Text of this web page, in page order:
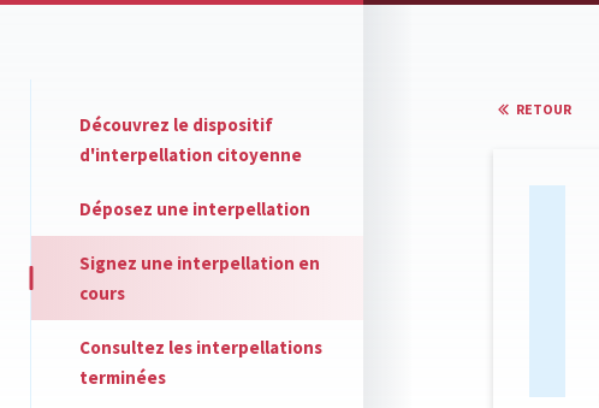
Découvrez le dispositif
d'interpellation citoyenne
Déposez une interpellation
Signez une interpellation en
cours
Consultez les interpellations
terminées
RETOUR